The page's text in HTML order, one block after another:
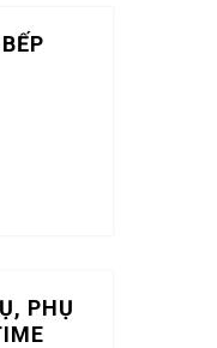
PHỤ